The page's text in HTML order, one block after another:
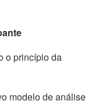
o princípio da
modelo de análise